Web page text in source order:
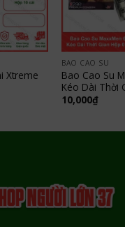
Xtreme
BAO CAO SU
Bao Cao Su
Kéo Dài Thời
10,000₫